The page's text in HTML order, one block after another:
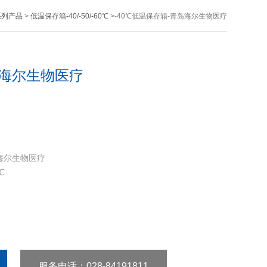
产品 > 低温保存箱-40/-50/-60℃>-40℃低温保存箱-青岛海尔生物医疗
尔生物医疗
生物医疗